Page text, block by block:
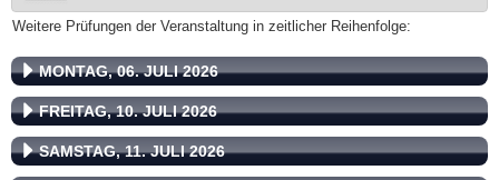
Weitere Prüfungen der Veranstaltung in zeitlicher Reihenfolge:
MONTAG, 06. JULI 2026
FREITAG, 10. JULI 2026
SAMSTAG, 11. JULI 2026